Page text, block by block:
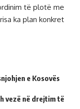
të plotë me
ka plan konkret
e Kosovës
vezë në drejtim të